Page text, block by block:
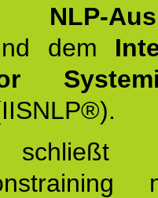
NLP-
dem